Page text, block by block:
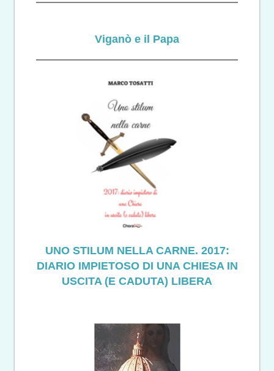
Viganò e il Papa
UNO STILUM NELLA CARNE. 2017:
DIARIO IMPIETOSO DI UNA CHIESA IN
USCITA (E CADUTA) LIBERA